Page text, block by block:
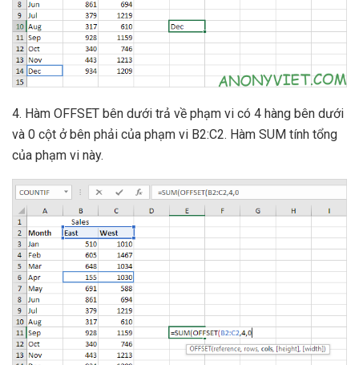
4. Hàm OFFSET bên dưới trả về phạm vi có 4 hàng bên dưới
và 0 cột ở bên phải của phạm vi B2:C2. Hàm SUM tính tổng
của phạm vi này.